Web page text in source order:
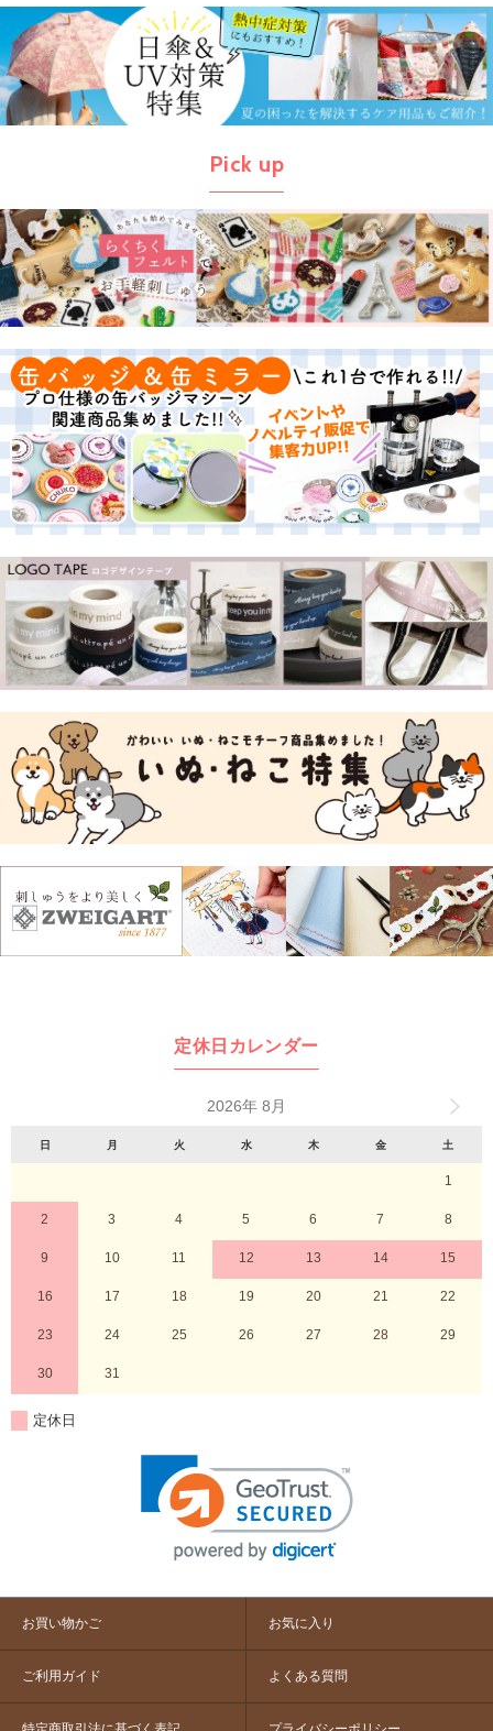
Pick up
定休日カレンダー
2026年 8月
日 月 火 水 木 金 土
1
2 3 4 5 6 7 8
9 10 11 12 13 14 15
16 17 18 19 20 21 22
23 24 25 26 27 28 29
30 31
定休日
お買い物かご お気に入り
ご利用ガイド よくある質問